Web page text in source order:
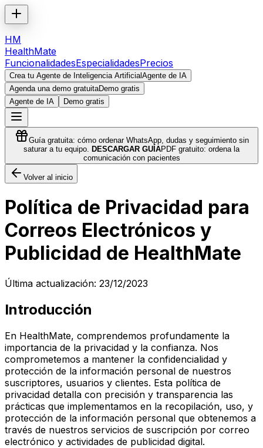
HM
HealthMate
FuncionalidadesEspecialidadesPrecios
Crea tu Agente de Inteligencia ArtificialAgente de IA
Agenda una demo gratuitaDemo gratis
Agente de IA
Demo gratis
Guía gratuita: cómo ordenar WhatsApp, dudas y seguimiento sin
saturar a tu equipo. DESCARGAR GUÍAPDF gratuito: ordena la
comunicación con pacientes
Volver al inicio
Política de Privacidad para
Correos Electrónicos y
Publicidad de HealthMate
Última actualización: 23/12/2023
Introducción
En HealthMate, comprendemos profundamente la
importancia de la privacidad y la confianza. Nos
comprometemos a mantener la confidencialidad y
protección de la información personal de nuestros
suscriptores, usuarios y clientes. Esta política de
privacidad detalla con precisión y transparencia las
prácticas que implementamos en la recopilación, uso, y
protección de la información personal que obtenemos a
través de nuestros servicios de suscripción por correo
electrónico y actividades de publicidad digital.